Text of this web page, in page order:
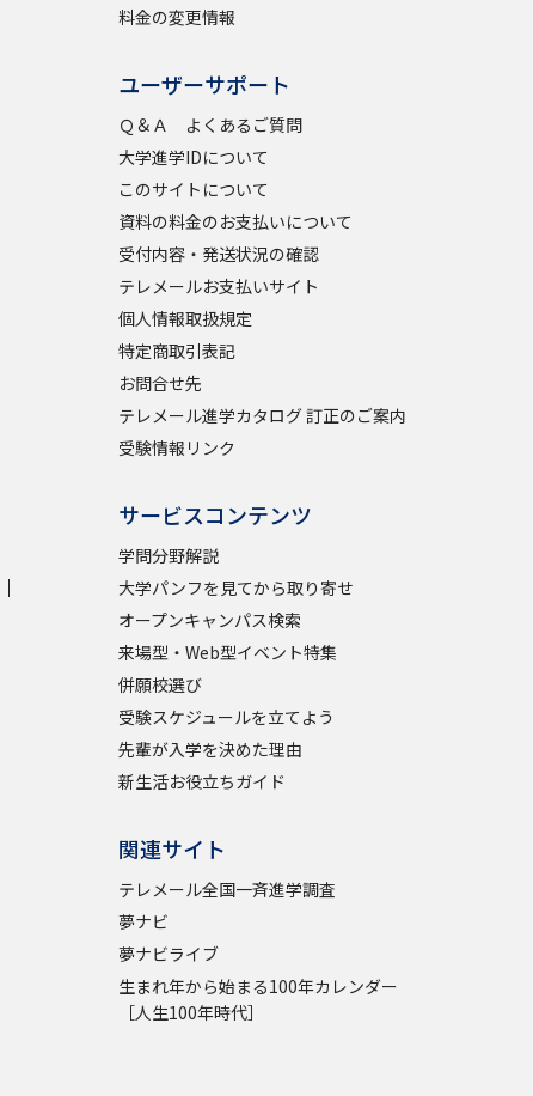
料金の変更情報
ユーザーサポート
Ｑ＆Ａ よくあるご質問
大学進学IDについて
このサイトについて
資料の料金のお支払いについて
受付内容・発送状況の確認
テレメールお支払いサイト
個人情報取扱規定
特定商取引表記
お問合せ先
テレメール進学カタログ 訂正のご案内
受験情報リンク
サービスコンテンツ
学問分野解説
大学パンフを見てから取り寄せ
オープンキャンパス検索
来場型・Web型イベント特集
併願校選び
受験スケジュールを立てよう
先輩が入学を決めた理由
新生活お役立ちガイド
関連サイト
テレメール全国一斉進学調査
夢ナビ
夢ナビライブ
生まれ年から始まる100年カレンダー
［人生100年時代］